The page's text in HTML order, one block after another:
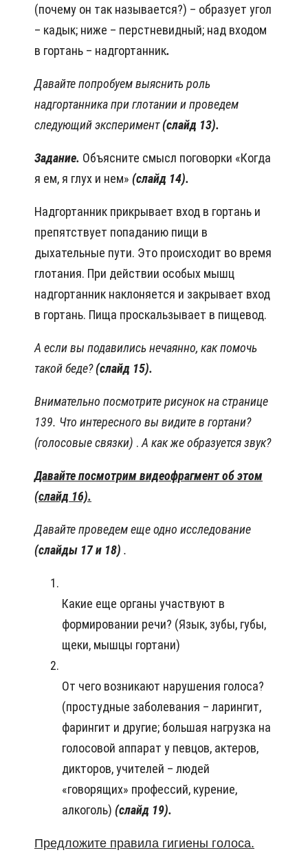
(почему он так называется?) – образует угол
– кадык; ниже – перстневидный; над входом
в гортань – надгортанник.
Давайте попробуем выяснить роль
надгортанника при глотании и проведем
следующий эксперимент(слайд 13).
Задание. Объясните смысл поговорки «Когда
я ем, я глух и нем» (слайд 14).
Надгортанник прикрывает вход в гортань и
препятствует попаданию пищи в
дыхательные пути. Это происходит во время
глотания. При действии особых мышц
надгортанник наклоняется и закрывает вход
в гортань. Пища проскальзывает в пищевод.
А если вы подавились нечаянно, как помочь
такой беде?(слайд 15).
Внимательно посмотрите рисунок на странице
139. Что интересного вы видите в гортани?
(голосовые связки) .А как же образуется звук?
Давайте посмотрим видеофрагмент об этом
(слайд 16).
Давайте проведем еще одно исследование
(слайды 17 и 18) .
Какие еще органы участвуют в
формировании речи? (Язык, зубы, губы,
щеки, мышцы гортани)
От чего возникают нарушения голоса?
(простудные заболевания – ларингит,
фарингит и другие; большая нагрузка на
голосовой аппарат у певцов, актеров,
дикторов, учителей – людей
«говорящих» профессий, курение,
алкоголь) (слайд 19).
Предложите правила гигиены голоса.